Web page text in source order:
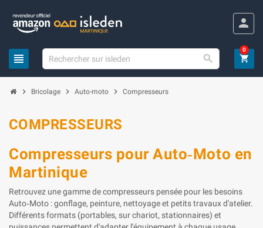
person
view_headline  shopping_cart
0
chevron_right Bricolage chevron_right Auto-moto chevron_right Compresseurs
COMPRESSEURS
Compresseurs pour Auto‑Moto en
Martinique
Retrouvez une gamme de compresseurs pensée pour les besoins
Auto‑Moto : gonflage, peinture, nettoyage et petits travaux d'atelier.
Différents formats (portables, sur chariot, stationnaires) et